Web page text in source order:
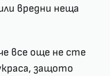
вредни неща
все още не сте
защото